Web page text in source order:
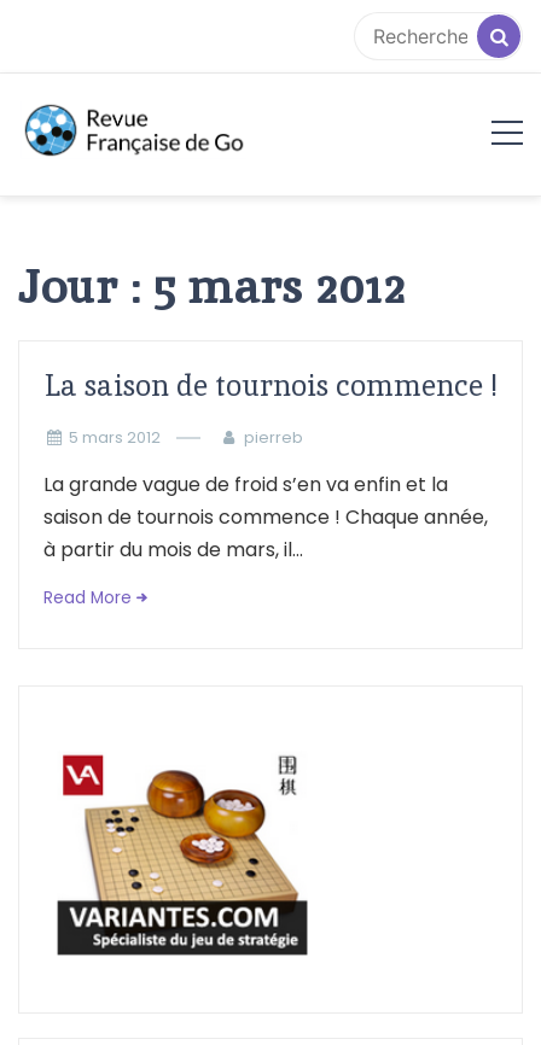
contenu
Jour : 5 mars 2012
La saison de tournois commence !
5 mars 2012 pierreb
La grande vague de froid s’en va enfin et la
saison de tournois commence ! Chaque année,
à partir du mois de mars, il...
Read More